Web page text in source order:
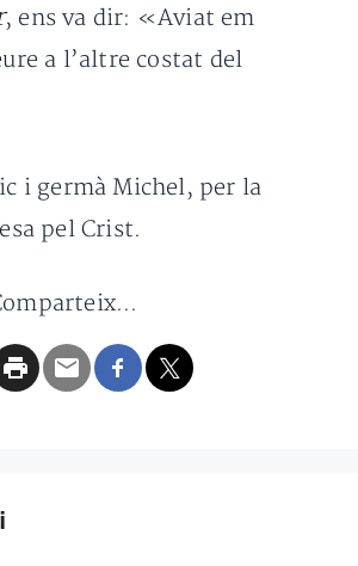
, ens va dir: «Aviat em
a l’altre costat del
i germà Michel, per la
pel Crist.